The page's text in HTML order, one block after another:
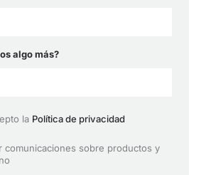
algo más?
la Política de privacidad
comunicaciones sobre productos y